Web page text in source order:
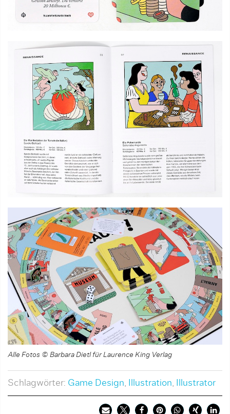
Alle Fotos © Barbara Dietl für Laurence King Verlag
Schlagwörter: Game Design, Illustration, Illustrator